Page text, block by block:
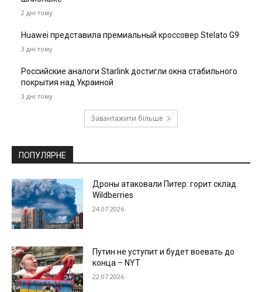
2 дні тому
Huawei представила премиальный кроссовер Stelato G9
3 дні тому
Российские аналоги Starlink достигли окна стабильного
покрытия над Украиной
3 дні тому
Завантажити більше
ПОПУЛЯРНЕ
Дроны атаковали Питер: горит склад
Wildberries
24.07.2026
Путин не уступит и будет воевать до
конца – NYT
22.07.2026